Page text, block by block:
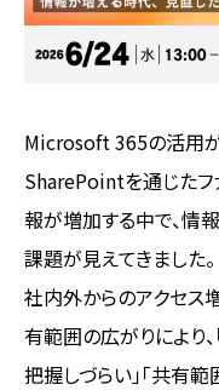
Microsoft 365の活用が
SharePointを通じたフ
報が増加する中で、情
課題が見えてきました。
社内外からのアクセス
有範囲の広がりにより
把握しづらい」「共有